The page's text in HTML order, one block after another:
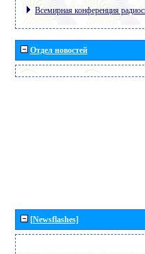
Всемирная конференция
Отдел новостей
[Newsflashes]